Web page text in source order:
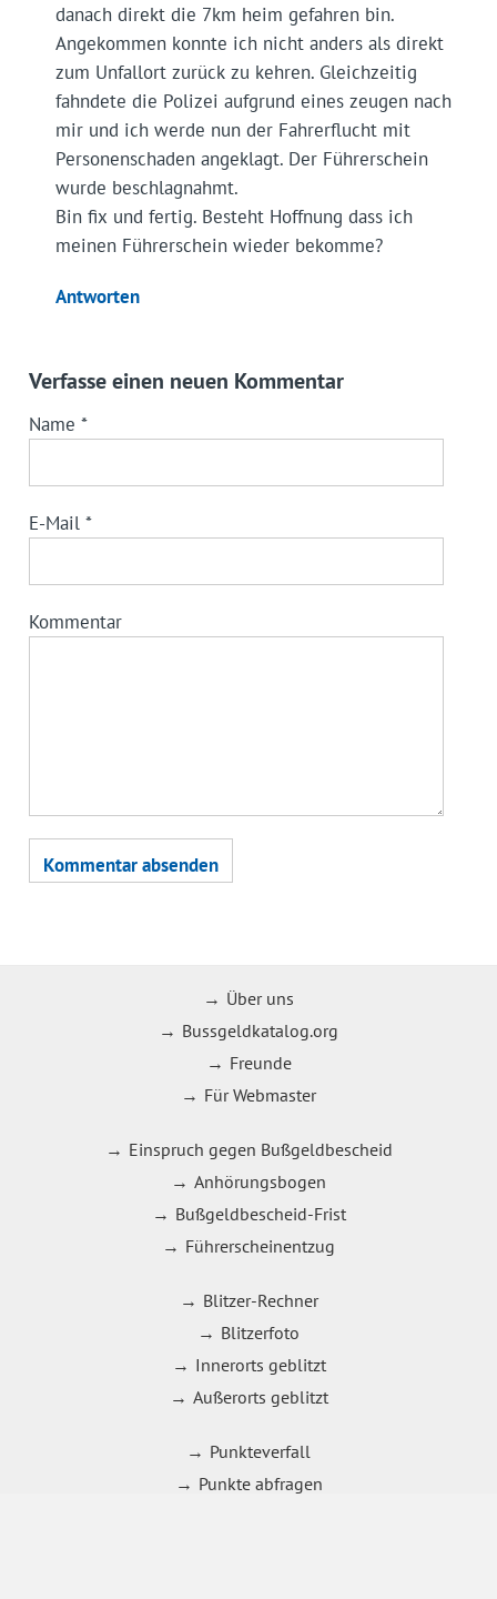
danach direkt die 7km heim gefahren bin.
Angekommen konnte ich nicht anders als direkt
zum Unfallort zurück zu kehren. Gleichzeitig
fahndete die Polizei aufgrund eines zeugen nach
mir und ich werde nun der Fahrerflucht mit
Personenschaden angeklagt. Der Führerschein
wurde beschlagnahmt.
Bin fix und fertig. Besteht Hoffnung dass ich
meinen Führerschein wieder bekomme?
Antworten
Verfasse einen neuen Kommentar
Name *
E-Mail *
Kommentar
Über uns
Bussgeldkatalog.org
Freunde
Für Webmaster
Einspruch gegen Bußgeldbescheid
Anhörungsbogen
Bußgeldbescheid-Frist
Führerscheinentzug
Blitzer-Rechner
Blitzerfoto
Innerorts geblitzt
Außerorts geblitzt
Punkteverfall
Punkte abfragen